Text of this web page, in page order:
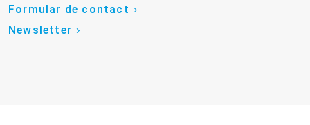
Formular de contact
Newsletter